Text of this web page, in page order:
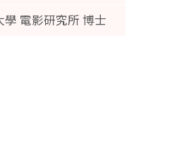
學 電影研究所 博士